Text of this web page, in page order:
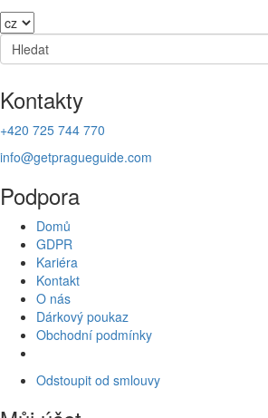
Kontakty
+420 725 744 770
info@getpragueguide.com
Podpora
Domů
GDPR
Kariéra
Kontakt
O nás
Dárkový poukaz
Obchodní podmínky
Odstoupit od smlouvy